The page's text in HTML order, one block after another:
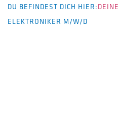
DU BEFINDEST DICH HIER:
ELEKTRONIKER M/W/D